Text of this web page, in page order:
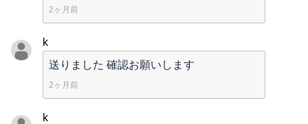
2ヶ月前
k
送りました 確認お願いします
2ヶ月前
k